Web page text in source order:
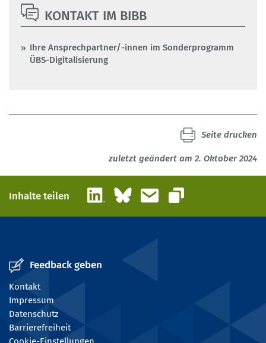
KONTAKT IM BIBB
Ihre Ansprechpartner/-innen im Sonderprogramm
ÜBS-Digitalisierung
zuletzt geändert am 2. Oktober 2024
Seite drucken
Inhalte teilen LinkedInBlueskyE-Mail
Link kopieren
Feedback geben
Kontakt
Impressum
Datenschutz
Barrierefreiheit